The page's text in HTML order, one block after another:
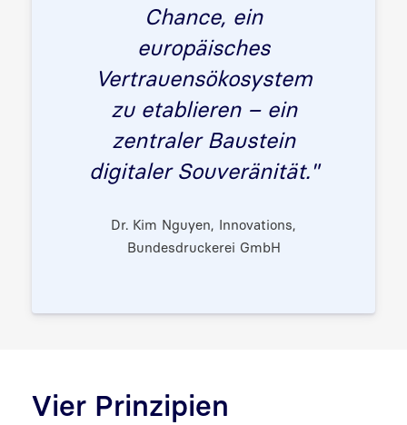
Chance, ein
europäisches
Vertrauensökosystem
zu etablieren – ein
zentraler Baustein
digitaler Souveränität."
Dr. Kim Nguyen, Innovations,
Bundesdruckerei GmbH
Vier Prinzipien